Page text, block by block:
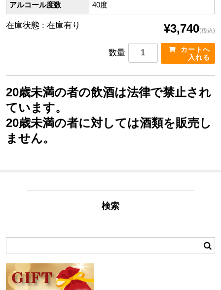
アルコール度数 40度
在庫状態 : 在庫有り ¥3,740(税込)
数量
20歳未満の者の飲酒は法律で禁止され
ています。
20歳未満の者に対しては酒類を販売し
ません。
検索